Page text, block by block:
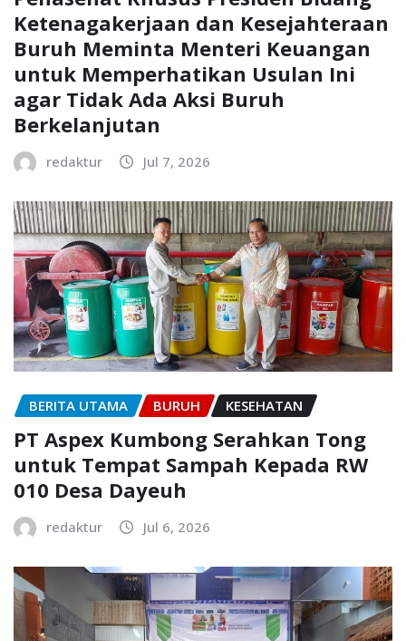
Ketenagakerjaan dan Kesejahteraan
Buruh Meminta Menteri Keuangan
untuk Memperhatikan Usulan Ini
agar Tidak Ada Aksi Buruh
Berkelanjutan
redaktur Jul 7, 2026
BERITA UTAMA BURUH KESEHATAN
PT Aspex Kumbong Serahkan Tong
untuk Tempat Sampah Kepada RW
010 Desa Dayeuh
redaktur Jul 6, 2026